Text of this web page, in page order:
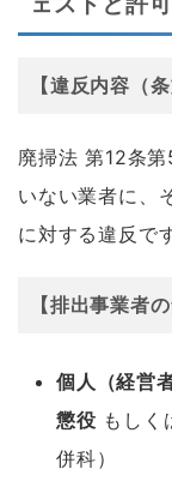
【違反内容（
廃掃法 第12条
いない業者に、
に対する違反で
【排出事業者
個人（経営
懲役 もし
併科）